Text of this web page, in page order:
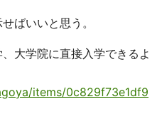
ばいいと思う。
大学院に直接入学できるよ
items/0c829f73e1df9